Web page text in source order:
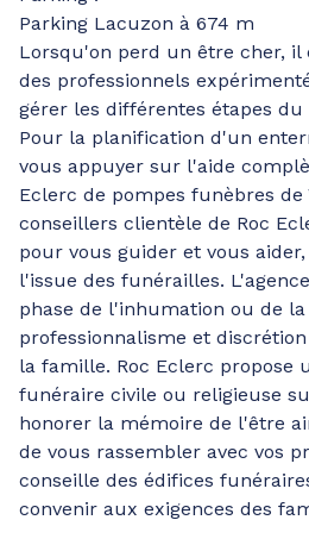
Parking Lacuzon à 674 m
Lorsqu'on perd un être cher,
des professionnels
gérer les différentes étapes
Pour la planification d'un
vous appuyer sur l'aide
Eclerc de pompes funèbres de
conseillers clientèle de Roc
pour vous guider et vous
l'issue des funérailles.
phase de l'inhumation ou de
professionnalisme et
la famille. Roc Eclerc propose
funéraire civile ou religieuse
honorer la mémoire de l'être
de vous rassembler avec vos
conseille des édifices
convenir aux exigences des